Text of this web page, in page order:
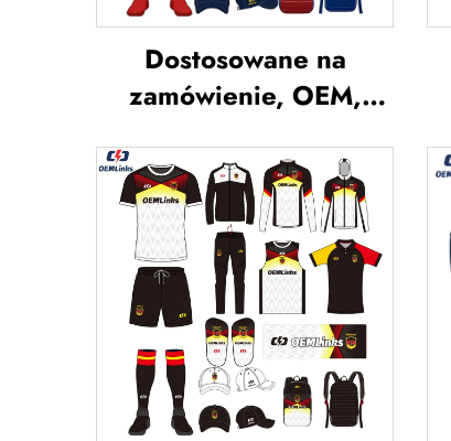
Dostosowane na
zamówienie, OEM,
piłkarskie z sublimacją,
koszulki drużynowe do
piłki nożnej, odzież
piłkarska, koszulki
futbolowe,
niestandardowe
koszulki piłkarskie